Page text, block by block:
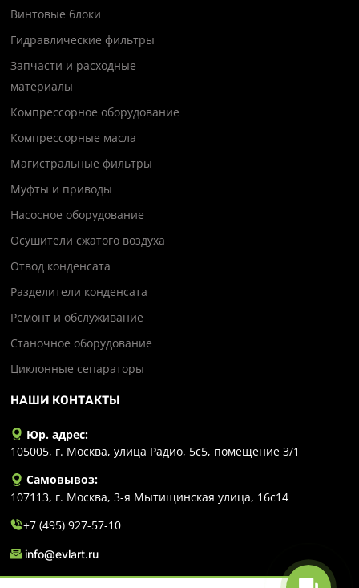
Винтовые блоки
Гидравлические фильтры
Запчасти и расходные
материалы
Компрессорное оборудование
Компрессорные масла
Магистральные фильтры
Муфты и приводы
Насосное оборудование
Осушители сжатого воздуха
Отвод конденсата
Разделители конденсата
Ремонт и обслуживание
Станочное оборудование
Циклонные сепараторы
НАШИ КОНТАКТЫ
Юр. адрес:
105005, г. Москва, улица Радио, 5с5, помещение 3/1
Самовывоз:
107113, г. Москва, 3-я Мытищинская улица, 16с14
+7 (495) 927-57-10
info@evlart.ru